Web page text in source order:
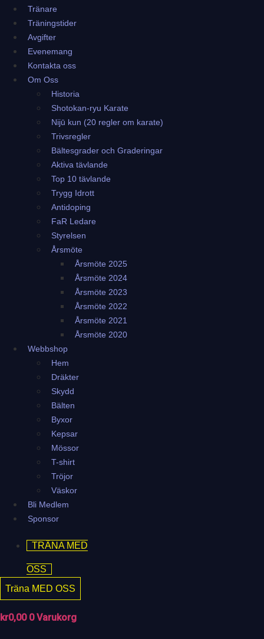
Tränare
Träningstider
Avgifter
Evenemang
Kontakta oss
Om Oss
Historia
Shotokan-ryu Karate
Nijū kun (20 regler om karate)
Trivsregler
Bältesgrader och Graderingar
Aktiva tävlande
Top 10 tävlande
Trygg Idrott
Antidoping
FaR Ledare
Styrelsen
Årsmöte
Årsmöte 2025
Årsmöte 2024
Årsmöte 2023
Årsmöte 2022
Årsmöte 2021
Årsmöte 2020
Webbshop
Hem
Dräkter
Skydd
Bälten
Byxor
Kepsar
Mössor
T-shirt
Tröjor
Väskor
Bli Medlem
Sponsor
TRÄNA MED
OSS
Träna MED OSS
kr0,00 0 Varukorg